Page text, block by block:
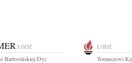
ŁÓDŹ
Bartosińskiej-Dyc
ŁÓDŹ
Tomaszowi